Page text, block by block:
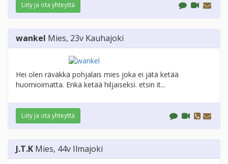
Liity ja ota yhteyttä
wankel Mies, 23v Kauhajoki
Hei olen räväkkä pohjalais mies joka ei jätä ketää
huomioimatta. Enkä ketää hiljaiseksi. etsin it...
Liity ja ota yhteyttä
J.T.K Mies, 44v Ilmajoki